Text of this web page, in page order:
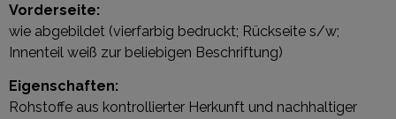
Vorderseite:
wie abgebildet (vierfarbig bedruckt; Rückseite s/w;
Innenteil weiß zur beliebigen Beschriftung)
Eigenschaften:
Rohstoffe aus kontrollierter Herkunft und nachhaltiger